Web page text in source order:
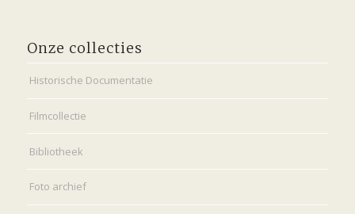
Onze collecties
Historische Documentatie
Filmcollectie
Bibliotheek
Foto archief